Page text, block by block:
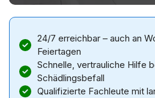
24/7 erreichbar – auch an
Feiertagen
Schnelle, vertrauliche Hilfe
Schädlingsbefall
Qualifizierte Fachleute mit